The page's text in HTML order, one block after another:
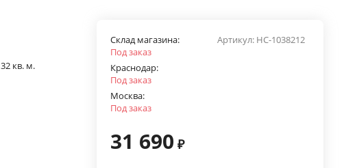
32 кв. м.
Артикул: НС-1038212
Склад магазина:
Под заказ
Краснодар:
Под заказ
Москва:
Под заказ
31 690 ₽